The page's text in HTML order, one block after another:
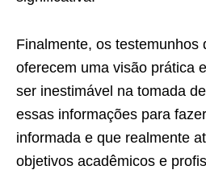
Finalmente, os testemunhos
oferecem uma visão prática
ser inestimável na tomada
essas informações para
informada e que realmente
objetivos acadêmicos e